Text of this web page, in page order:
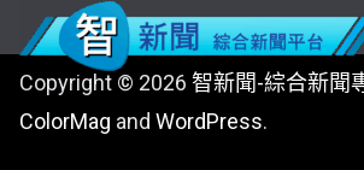
Copyright © 2026 智新聞-綜合新聞
ColorMag and WordPress.